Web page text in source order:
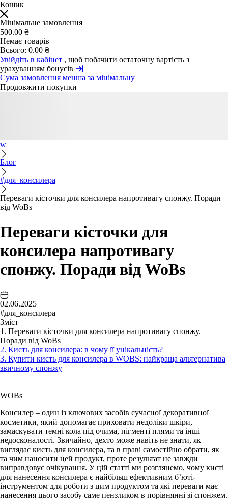
Кошик
Мінімальне замовлення
500.00 ₴
Немає товарів
Всього: 0.00 ₴
Увійдіть в кабінет , щоб побачити остаточну вартість з
урахуванням бонусів
Сума замовлення менша за мінімальну
Продовжити покупки
w
Блог
#для_консилера
Переваги кісточки для консилера напротивагу спонжу. Поради
від WoBs
Переваги кісточки для
консилера напротивагу
спонжу. Поради від WoBs
02.06.2025
#для_консилера
Зміст
1. Переваги кісточки для консилера напротивагу спонжу.
Поради від WoBs
2. Кисть для консилера: в чому її унікальність?
3. Купити кисть для консилера в WOBS: найкраща альтернатива
звичному спонжу
WOBs
Консилер – один із ключових засобів сучасної декоративної
косметики, який допомагає приховати недоліки шкіри,
замаскувати темні кола під очима, пігменті плями та інші
недосконалості. Звичайно, дехто може навіть не знати, як
виглядає кисть для консилера, та в праві самостійно обрати, як
та чим наносити цей продукт, проте результат не завжди
виправдовує очікування. У цій статті ми розглянемо, чому кисті
для нанесення консилера є найбільш ефективним б’юті-
інструментом для роботи з цим продуктом та які переваги має
нанесення цього засобу саме пензликом в порівнянні зі спонжем.